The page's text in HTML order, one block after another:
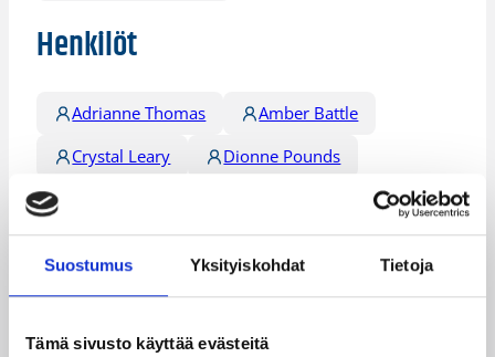
Suostumus Yksityiskohdat Tietoja
Tämä sivusto käyttää evästeitä
Henkilöt
Adrianne Thomas
Amber Battle
Crystal Leary
Dionne Pounds
Jennifer Schlott
Lotta Aaltonen